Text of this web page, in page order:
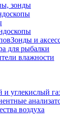
зонды
Зонды и
для рыбалки
влажности
и углекислый
воздуха